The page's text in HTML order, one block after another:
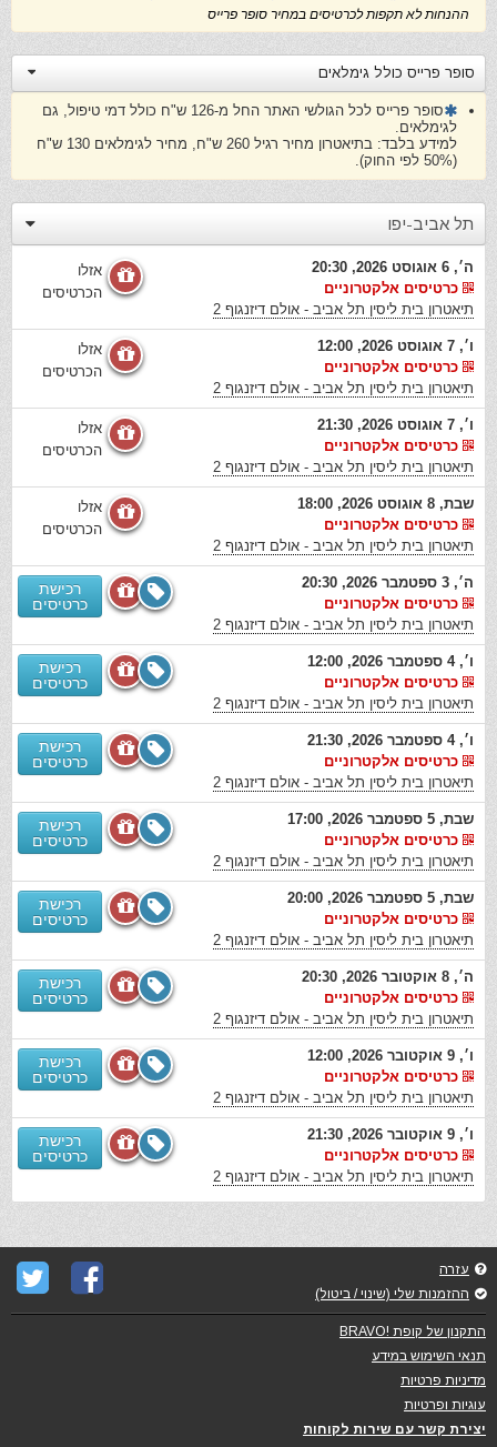
ההנחות לא תקפות לכרטיסים במחיר סופר פרייס
סופר פרייס כולל גימלאים
סופר פרייס לכל הגולשי האתר החל מ-126 ש"ח כולל דמי טיפול, גם
לגימלאים.
למידע בלבד: בתיאטרון מחיר רגיל 260 ש"ח, מחיר לגימלאים 130 ש"ח
(50% לפי החוק).
תל אביב-יפו
ה׳, 6 אוגוסט 2026, 20:30
כרטיסים אלקטרוניים
תיאטרון בית ליסין תל אביב - אולם דיזנגוף 2
אזלו
הכרטיסים
ו׳, 7 אוגוסט 2026, 12:00
כרטיסים אלקטרוניים
תיאטרון בית ליסין תל אביב - אולם דיזנגוף 2
אזלו
הכרטיסים
ו׳, 7 אוגוסט 2026, 21:30
כרטיסים אלקטרוניים
תיאטרון בית ליסין תל אביב - אולם דיזנגוף 2
אזלו
הכרטיסים
שבת, 8 אוגוסט 2026, 18:00
כרטיסים אלקטרוניים
תיאטרון בית ליסין תל אביב - אולם דיזנגוף 2
אזלו
הכרטיסים
ה׳, 3 ספטמבר 2026, 20:30
כרטיסים אלקטרוניים
תיאטרון בית ליסין תל אביב - אולם דיזנגוף 2
רכישת
כרטיסים
ו׳, 4 ספטמבר 2026, 12:00
כרטיסים אלקטרוניים
תיאטרון בית ליסין תל אביב - אולם דיזנגוף 2
רכישת
כרטיסים
ו׳, 4 ספטמבר 2026, 21:30
כרטיסים אלקטרוניים
תיאטרון בית ליסין תל אביב - אולם דיזנגוף 2
רכישת
כרטיסים
שבת, 5 ספטמבר 2026, 17:00
כרטיסים אלקטרוניים
תיאטרון בית ליסין תל אביב - אולם דיזנגוף 2
רכישת
כרטיסים
שבת, 5 ספטמבר 2026, 20:00
כרטיסים אלקטרוניים
תיאטרון בית ליסין תל אביב - אולם דיזנגוף 2
רכישת
כרטיסים
ה׳, 8 אוקטובר 2026, 20:30
כרטיסים אלקטרוניים
תיאטרון בית ליסין תל אביב - אולם דיזנגוף 2
רכישת
כרטיסים
ו׳, 9 אוקטובר 2026, 12:00
כרטיסים אלקטרוניים
תיאטרון בית ליסין תל אביב - אולם דיזנגוף 2
רכישת
כרטיסים
ו׳, 9 אוקטובר 2026, 21:30
כרטיסים אלקטרוניים
תיאטרון בית ליסין תל אביב - אולם דיזנגוף 2
רכישת
כרטיסים
עזרה
ההזמנות שלי (שינוי / ביטול)
התקנון של קופת !BRAVO
תנאי השימוש במידע
מדיניות פרטיות
עוגיות ופרטיות
יצירת קשר עם שירות לקוחות